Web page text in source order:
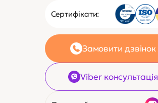
Сертифікати:
Замовити дзвінок
Viber консультація